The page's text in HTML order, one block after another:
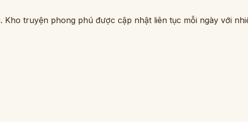
truyện phong phú được cập nhật liên tục mỗi ngày với